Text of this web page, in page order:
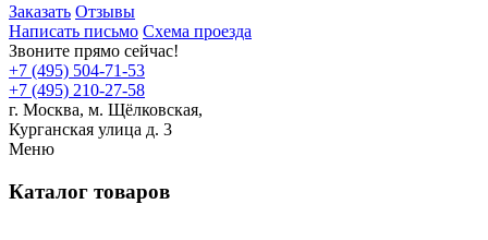
Заказать Отзывы
Написать письмо Схема проезда
Звоните прямо сейчас!
+7 (495) 504-71-53
+7 (495) 210-27-58
г. Москва, м. Щёлковская,
Курганская улица д. 3
Меню
Каталог товаров